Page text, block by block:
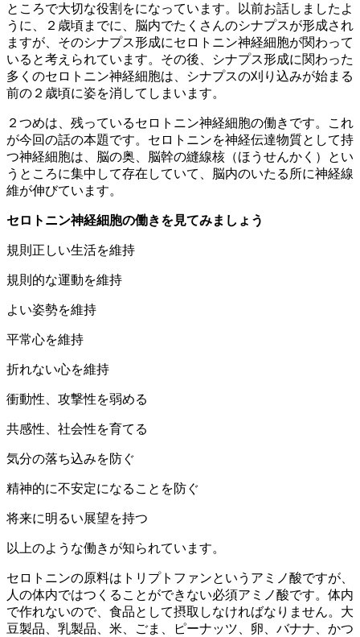
ところで大切な役割をになっています。以前お話しましたよ
うに、２歳頃までに、脳内でたくさんのシナプスが形成され
ますが、そのシナプス形成にセロトニン神経細胞が関わって
いると考えられています。その後、シナプス形成に関わった
多くのセロトニン神経細胞は、シナプスの刈り込みが始まる
前の２歳頃に姿を消してしまいます。
２つめは、残っているセロトニン神経細胞の働きです。これ
が今回の話の本題です。セロトニンを神経伝達物質として持
つ神経細胞は、脳の奥、脳幹の縫線核（ほうせんかく）とい
うところに集中して存在していて、脳内のいたる所に神経線
維が伸びています。
セロトニン神経細胞の働きを見てみましょう
規則正しい生活を維持
規則的な運動を維持
よい姿勢を維持
平常心を維持
折れない心を維持
衝動性、攻撃性を弱める
共感性、社会性を育てる
気分の落ち込みを防ぐ
精神的に不安定になることを防ぐ
将来に明るい展望を持つ
以上のような働きが知られています。
セロトニンの原料はトリプトファンというアミノ酸ですが、
人の体内ではつくることができない必須アミノ酸です。体内
で作れないので、食品として摂取しなければなりません。大
豆製品、乳製品、米、ごま、ピーナッツ、卵、バナナ、かつ